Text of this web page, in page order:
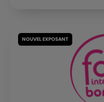
NOUVEL EXPOSANT